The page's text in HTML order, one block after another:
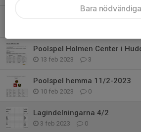
Poolspel Holmen Center i
13 feb 2023 3
Poolspel hemma 11/2-2023
10 feb 2023 0
Lagindelningarna 4/2
3 feb 2023 0
Bara nödvändiga